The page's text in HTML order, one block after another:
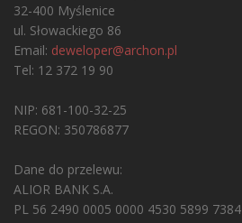
32-400 Myślenice
ul. Słowackiego 86
Email: deweloper@archon.pl
Tel: 12 372 19 90
NIP: 681-100-32-25
REGON: 350786877
Dane do przelewu:
ALIOR BANK S.A.
PL 56 2490 0005 0000 4530 5899 7384